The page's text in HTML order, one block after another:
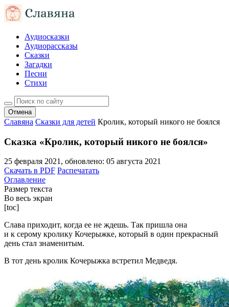
Аудиосказки
Аудиорассказы
Сказки
Загадки
Песни
Стихи
Отмена
Славяна Сказки для детей Кролик, который никого не боялся
Сказка «Кролик, который никого не боялся»
25 февраля 2021, обновлено: 05 августа 2021
Скачать в PDF Распечатать
Оглавление
Размер текста
Во весь экран
[toc]
Слава приходит, когда ее не ждешь. Так пришла она
и к серому кролику Кочерыжке, который в один прекрасный
день стал знаменитым.
В тот день кролик Кочерыжка встретил Медведя.